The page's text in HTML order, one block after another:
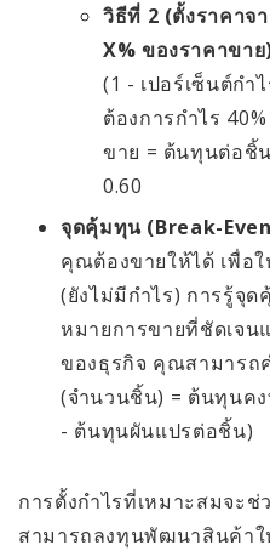
วิธีที่ 2 (ตั้งราคาจ
X% ของราคาขาย
(1 - เปอร์เซ็นต์กำ
ต้องการกำไร
ขาย = ต้นทุนต่อชิ้
0.60
จุดคุ้มทุน (Break-
คุณต้องขายให้ได้ เพื่อ
(ยังไม่มีกำไร) การรู้จุ
หมายการขายที่ชัดเจน
ของธุรกิจ คุณสามารถ
(จำนวนชิ้น) = ต้นทุนค
- ต้นทุนผันแปรต่อชิ้น)
การตั้งกำไรที่เหมาะสมจะ
สามารถลงทุนพัฒนาสินค้า